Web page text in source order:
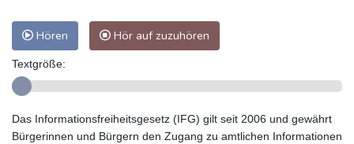
Hören Hör auf zuzuhören
Textgröße:
Das Informationsfreiheitsgesetz (IFG) gilt seit 2006 und gewährt
Bürgerinnen und Bürgern den Zugang zu amtlichen Informationen